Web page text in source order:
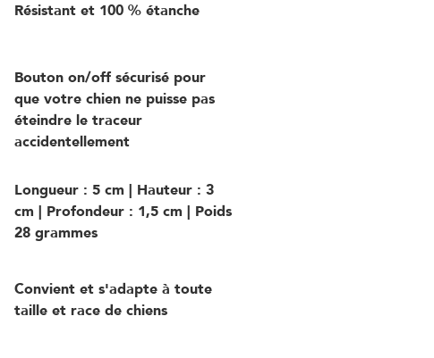
Résistant et 100 % étanche
Bouton on/off sécurisé pour
que votre chien ne puisse pas
éteindre le traceur
accidentellement
Longueur : 5 cm | Hauteur : 3
cm | Profondeur : 1,5 cm | Poids
28 grammes
Convient et s'adapte à toute
taille et race de chiens